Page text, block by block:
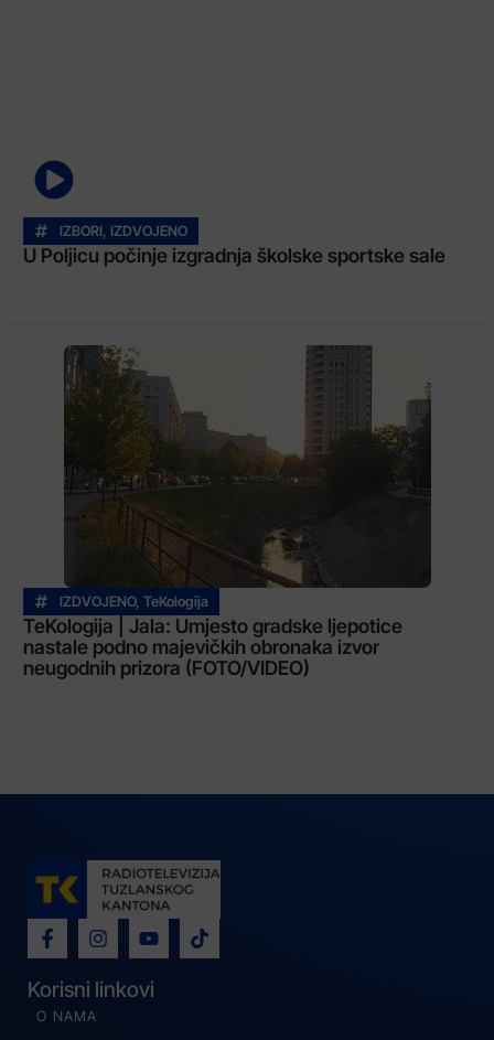
IZBORI IZDVOJENO
U Poljicu počinje izgradnja školske sportske sale
IZDVOJENO, TeKologija
TeKologija | Jala: Umjesto gradske ljepotice
nastale podno majevičkih obronaka izvor
neugodnih prizora (FOTO/VIDEO)
Korisni linkovi
O NAMA